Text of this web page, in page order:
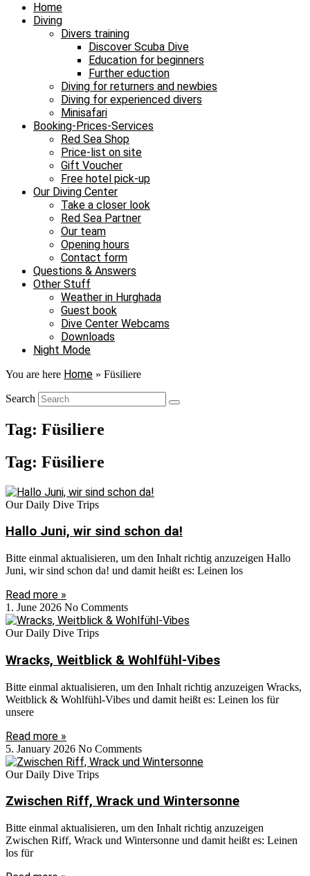
Home
Diving
Divers training
Discover Scuba Dive
Education for beginners
Further eduction
Diving for returners and newbies
Diving for experienced divers
Minisafari
Booking-Prices-Services
Red Sea Shop
Price-list on site
Gift Voucher
Free hotel pick-up
Our Diving Center
Take a closer look
Red Sea Partner
Our team
Opening hours
Contact form
Questions & Answers
Other Stuff
Weather in Hurghada
Guest book
Dive Center Webcams
Downloads
Night Mode
You are here Home » Füsiliere
Search
Tag: Füsiliere
Tag: Füsiliere
Our Daily Dive Trips
Hallo Juni, wir sind schon da!
Bitte einmal aktualisieren, um den Inhalt richtig anzuzeigen Hallo
Juni, wir sind schon da! und damit heißt es: Leinen los
Read more »
1. June 2026 No Comments
Our Daily Dive Trips
Wracks, Weitblick & Wohlfühl-Vibes
Bitte einmal aktualisieren, um den Inhalt richtig anzuzeigen Wracks,
Weitblick & Wohlfühl-Vibes und damit heißt es: Leinen los für
unsere
Read more »
5. January 2026 No Comments
Our Daily Dive Trips
Zwischen Riff, Wrack und Wintersonne
Bitte einmal aktualisieren, um den Inhalt richtig anzuzeigen
Zwischen Riff, Wrack und Wintersonne und damit heißt es: Leinen
los für